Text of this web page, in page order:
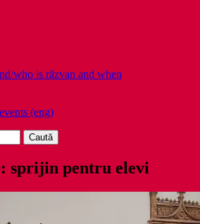
who is răzvan and when
(eng)
sprijin pentru elevi